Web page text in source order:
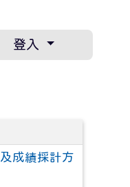
登入
成績採計方